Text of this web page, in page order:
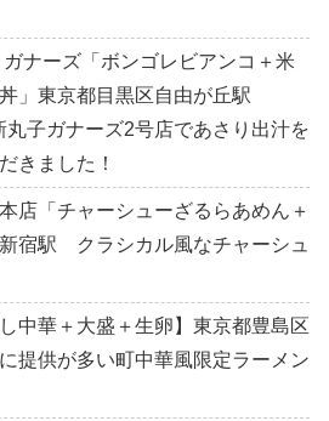
ナーズ「ボンゴレビアンコ＋米
」東京都目黒区自由が丘駅
子ガナーズ2号店であさり出汁を
きました！
店「チャーシューざるらあめん＋
宿駅 クラシカル風なチャーシュ
中華＋大盛＋生卵】東京都豊島区
提供が多い町中華風限定ラーメン